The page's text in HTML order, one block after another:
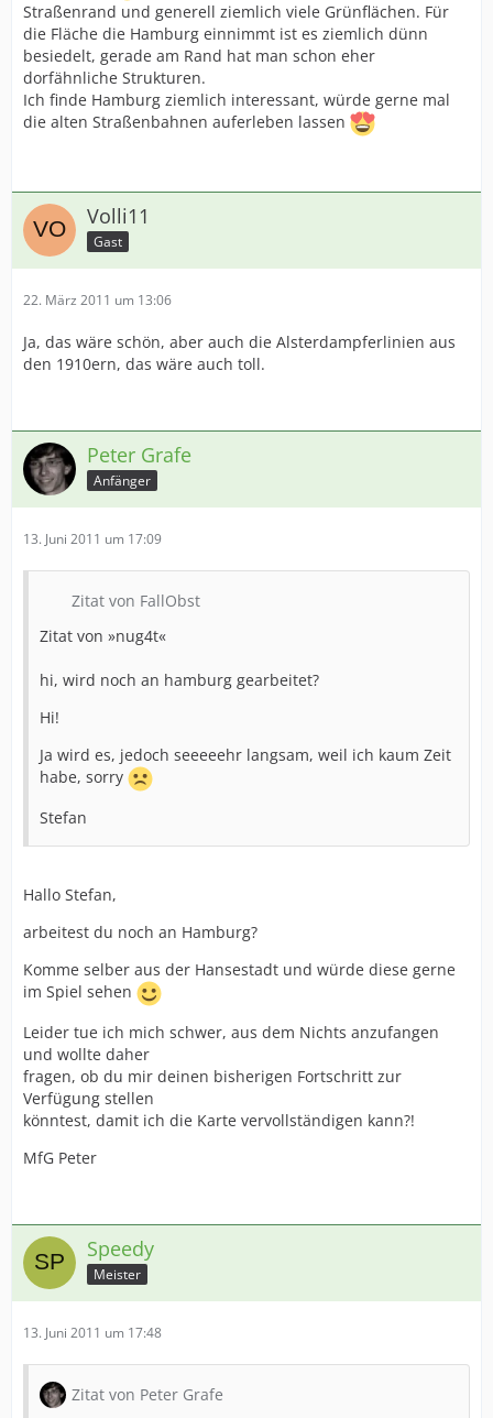
Straßenrand und generell ziemlich viele Grünflächen. Für
die Fläche die Hamburg einnimmt ist es ziemlich dünn
besiedelt, gerade am Rand hat man schon eher
dorfähnliche Strukturen.
Ich finde Hamburg ziemlich interessant, würde gerne mal
die alten Straßenbahnen auferleben lassen
Volli11
Gast
22. März 2011 um 13:06
Ja, das wäre schön, aber auch die Alsterdampferlinien aus
den 1910ern, das wäre auch toll.
Peter Grafe
Anfänger
13. Juni 2011 um 17:09
Zitat von FallObst
Zitat von »nug4t«
hi, wird noch an hamburg gearbeitet?
Hi!
Ja wird es, jedoch seeeeehr langsam, weil ich kaum Zeit
habe, sorry
Stefan
Hallo Stefan,
arbeitest du noch an Hamburg?
Komme selber aus der Hansestadt und würde diese gerne
im Spiel sehen
Leider tue ich mich schwer, aus dem Nichts anzufangen
und wollte daher
fragen, ob du mir deinen bisherigen Fortschritt zur
Verfügung stellen
könntest, damit ich die Karte vervollständigen kann?!
MfG Peter
Speedy
Meister
13. Juni 2011 um 17:48
Zitat von Peter Grafe